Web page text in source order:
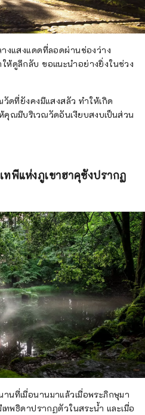
งแสงแดดที่ลอดผ่านช่องว่าง
ห้ดูลึกลับ ขอแนะนำอย่างยิ่งในช่วง
ดที่ยังคงมีแสงสลัว ทำให้เกิด
ณมีบริเวณวัดอันเงียบสงบเป็นส่วน
ทพีแห่งภูเขาฮาคุซังปรากฏ
นที่เมื่อนานมาแล้วเมื่อพระภิกษุมา
ทพธิดาปรากฏตัวในสระน้ำ และเมื่อ